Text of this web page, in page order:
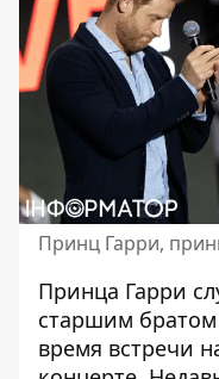
Принц Гарри,
Принца Гарри
старшим
время встречи